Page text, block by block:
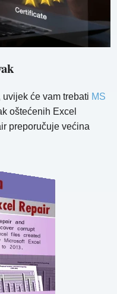
će vam trebati MS
oštećenih Excel
preporučuje većina